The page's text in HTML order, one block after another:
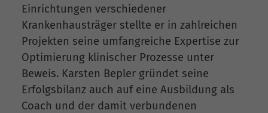
Einrichtungen verschiedener
Krankenhausträger stellte er in zahlreichen
Projekten seine umfangreiche Expertise zur
Optimierung klinischer Prozesse unter
Beweis. Karsten Bepler gründet seine
Erfolgsbilanz auch auf eine Ausbildung als
Coach und der damit verbundenen